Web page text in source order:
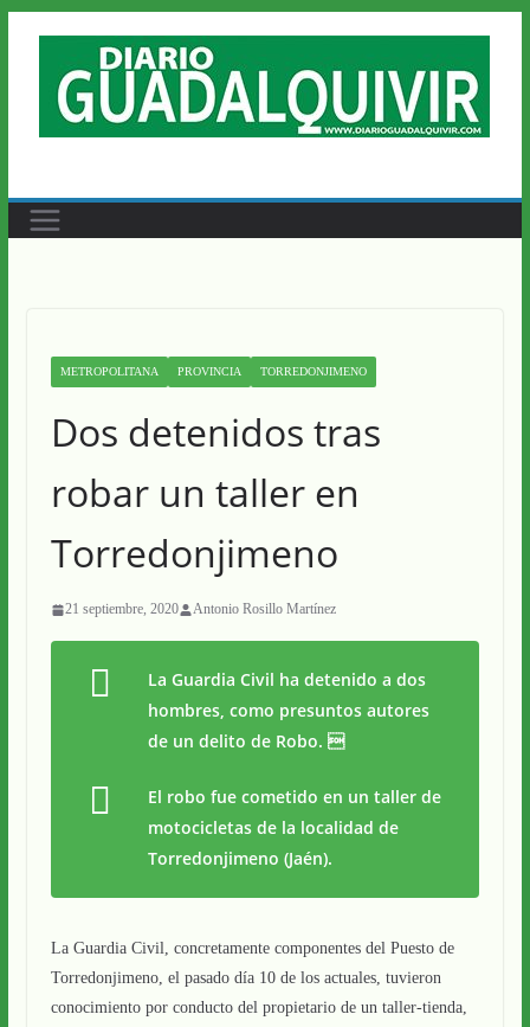
contenido
METROPOLITANA PROVINCIA TORREDONJIMENO
Dos detenidos tras
robar un taller en
Torredonjimeno
21 septiembre, 2020 Antonio Rosillo Martínez
La Guardia Civil ha detenido a dos
hombres, como presuntos autores
de un delito de Robo. 
El robo fue cometido en un taller de
motocicletas de la localidad de
Torredonjimeno (Jaén).
La Guardia Civil, concretamente componentes del Puesto de
Torredonjimeno, el pasado día 10 de los actuales, tuvieron
conocimiento por conducto del propietario de un taller-tienda,